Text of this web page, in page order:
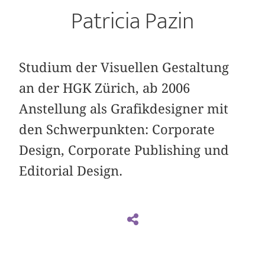
Patricia Pazin
Studium der Visuellen Gestaltung
an der HGK Zürich, ab 2006
Anstellung als Grafikdesigner mit
den Schwerpunkten: Corporate
Design, Corporate Publishing und
Editorial Design.